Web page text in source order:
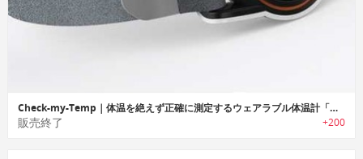
Check-my-Temp｜体温を絶えず正確に測定するウェアラブル体温計「チェックマイテンプ」
販売終了 +200